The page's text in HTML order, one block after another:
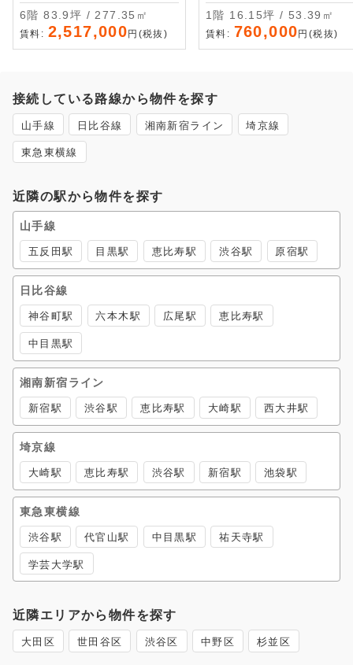
6階 83.9坪 / 277.35㎡
賃料: 2,517,000 円(税抜)
1階 16.15坪 / 53.39㎡
賃料: 760,000 円(税抜)
接続している路線から物件を探す
山手線 日比谷線 湘南新宿ライン 埼京線
東急東横線
近隣の駅から物件を探す
山手線
五反田駅 目黒駅 恵比寿駅 渋谷駅 原宿駅
日比谷線
神谷町駅 六本木駅 広尾駅 恵比寿駅
中目黒駅
湘南新宿ライン
新宿駅 渋谷駅 恵比寿駅 大崎駅 西大井駅
埼京線
大崎駅 恵比寿駅 渋谷駅 新宿駅 池袋駅
東急東横線
渋谷駅 代官山駅 中目黒駅 祐天寺駅
学芸大学駅
近隣エリアから物件を探す
大田区 世田谷区 渋谷区 中野区 杉並区